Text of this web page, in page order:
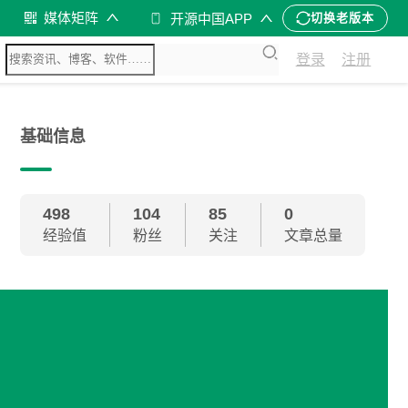
媒体矩阵 开源中国APP 切换老版本
登录 注册
基础信息
498
经验值
104
粉丝
85
关注
0
文章总量